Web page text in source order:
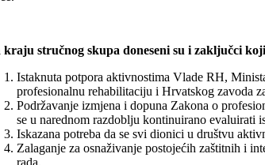
kraju stručnog skupa doneseni su i zaključci
Istaknuta potpora aktivnostima Vlade RH,
profesionalnu rehabilitaciju i Hrvatskog zavoda
Podržavanje izmjena i dopuna Zakona o
se u narednom razdoblju kontinuirano evaluirati
Iskazana potreba da se svi dionici u društvu
Zalaganje za osnaživanje postojećih zaštitnih i
rada.